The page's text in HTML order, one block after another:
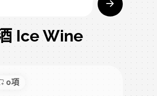
Ice Wine
0項